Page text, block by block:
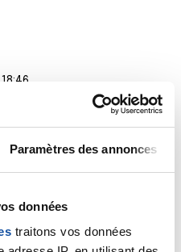
Paramètres des annonces
données
traitons vos données
renseignements: